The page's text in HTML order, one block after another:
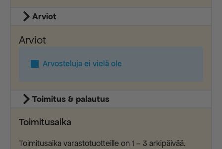
Arviot
Arviot
Arvosteluja ei vielä ole
Toimitus & palautus
Toimitusaika
Toimitusaika varastotuotteille on 1 – 3 arkipäivää.